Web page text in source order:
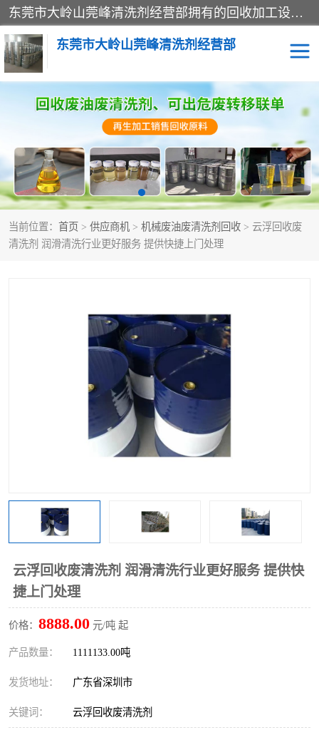
东莞市大岭山莞峰清洗剂经营部拥有的回收加工设备，大量废油回收、废清洗剂回收、废溶剂油回收、机械废油废清洗剂回收、废碳氢回收、碳氢液压油回收、碳氢二氯回收等废清洗剂处理；我们只是提供废旧化工原料的循环使用存放点，执行正规的存放，有正规的回收资质处理。同时我们公司批发零售回收级清洗剂，脱模油再生基础油，质量保证。
东莞市大岭山莞峰清洗剂经营部
当前位置： 首页 > 供应商机 > 机械废油废清洗剂回收 > 云浮回收废
清洗剂 润滑清洗行业更好服务 提供快捷上门处理
云浮回收废清洗剂 润滑清洗行业更好服务 提供快
捷上门处理
价格： 8888.00 元/吨 起
产品数量： 1111133.00吨
发货地址： 广东省深圳市
关键词： 云浮回收废清洗剂
废清洗剂回收
废溶剂油回收 机械废油废清洗剂回收
废碳氢回收 碳氢液压油回收
碳氢二氯回收 回收废三四氯乙烯
回收废清洗剂 上门回收废清洗剂